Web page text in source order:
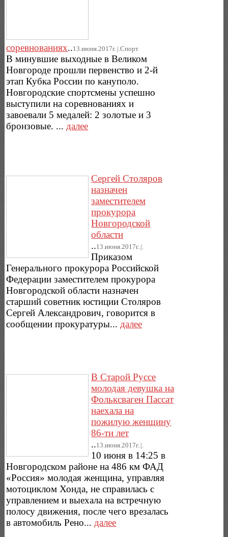
соревнованиях..13.июня.2017г..|.Спорт
В минувшие выходные в Великом
Новгороде прошли первенство и 2-й
этап Кубка России по кануполо.
Новгородские спортсмены успешно
выступили на соревнованиях и
завоевали 5 медалей: 2 золотые и 3
бронзовые. ... далее
Сергей Столяров
назначен
заместителем
прокурора
Новгородской
области
..13.июня.2017г..|.
Приказом
Генерального прокурора Российской
Федерации заместителем прокурора
Новгородской области назначен
старший советник юстиции Столяров
Сергей Александрович, говорится в
сообщении прокуратуры...далее
В Старой Руссе
молодая девушка на
Фольксваген Пассат
наехала на
пожилую женщину
86-ти лет
..13.июня.2017г..|.
10 июня в 14:25 в
Новгородском районе на 486 км ФАД
«Россия» молодая женщина, управляя
мотоциклом Хонда, не справилась с
управлением и выехала на встречную
полосу движения, после чего врезалась
в автомобиль Рено... далее